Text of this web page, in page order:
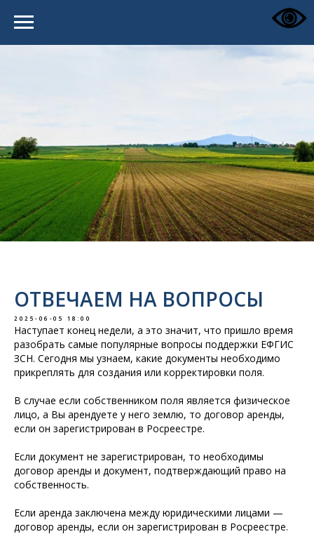
ОТВЕЧАЕМ НА ВОПРОСЫ
2025-06-05 18:00
Наступает конец недели, а это значит, что пришло время
разобрать самые популярные вопросы поддержки ЕФГИС
ЗСН. Сегодня мы узнаем, какие документы необходимо
прикреплять для создания или корректировки поля.
В случае если собственником поля является физическое
лицо, а Вы арендуете у него землю, то договор аренды,
если он зарегистрирован в Росреестре.
Если документ не зарегистрирован, то необходимы
договор аренды и документ, подтверждающий право на
собственность.
Если аренда заключена между юридическими лицами —
договор аренды, если он зарегистрирован в Росреестре.